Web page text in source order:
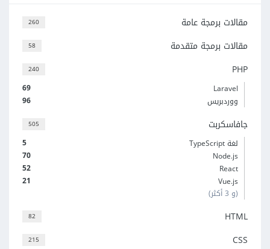
260 مقالات برمجة عامة
58 مقالات برمجة متقدمة
240 PHP
69
Laravel
96
ووردبريس
505 جافاسكربت
5
لغة TypeScript
70
Node.js
52
React
21
Vue.js
(و 3 أكثر)
82 HTML
215 CSS